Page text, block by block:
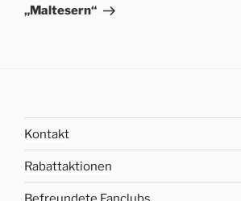
„Maltesern“
Kontakt
Rabattaktionen